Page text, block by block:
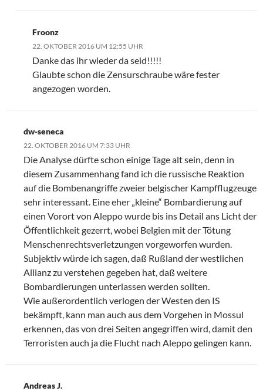
Froonz
22. OKTOBER 2016 UM 12:55 UHR
Danke das ihr wieder da seid!!!!!
Glaubte schon die Zensurschraube wäre fester
angezogen worden.
dw-seneca
22. OKTOBER 2016 UM 7:33 UHR
Die Analyse dürfte schon einige Tage alt sein, denn in
diesem Zusammenhang fand ich die russische Reaktion
auf die Bombenangriffe zweier belgischer Kampfflugzeuge
sehr interessant. Eine eher „kleine“ Bombardierung auf
einen Vorort von Aleppo wurde bis ins Detail ans Licht der
Öffentlichkeit gezerrt, wobei Belgien mit der Tötung
Menschenrechtsverletzungen vorgeworfen wurden.
Subjektiv würde ich sagen, daß Rußland der westlichen
Allianz zu verstehen gegeben hat, daß weitere
Bombardierungen unterlassen werden sollten.
Wie außerordentlich verlogen der Westen den IS
bekämpft, kann man auch aus dem Vorgehen in Mossul
erkennen, das von drei Seiten angegriffen wird, damit den
Terroristen auch ja die Flucht nach Aleppo gelingen kann.
Andreas J.